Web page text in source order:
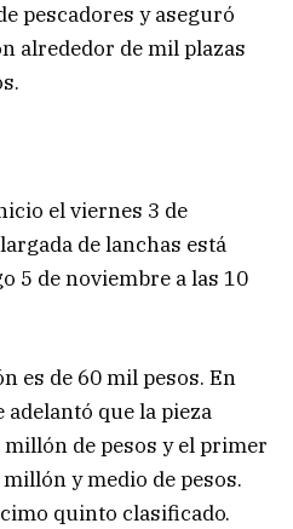
pescadores y aseguró
alrededor de mil plazas
el viernes 3 de
de lanchas está
5 de noviembre a las 10
es de 60 mil pesos. En
que la pieza
de pesos y el primer
y medio de pesos.
quinto clasificado.